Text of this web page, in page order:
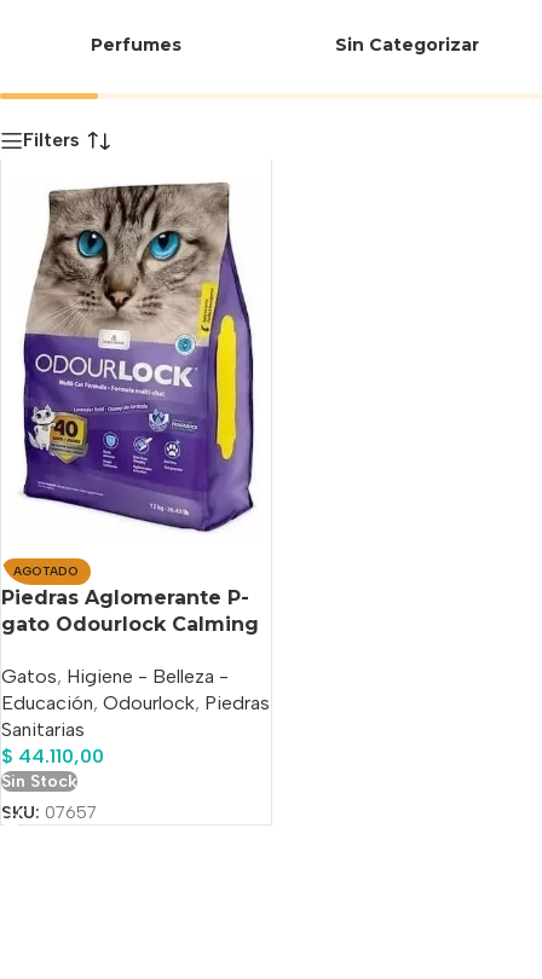
Perfumes Sin Categorizar
Filters
AGOTADO
Piedras Aglomerante P-
gato Odourlock Calming
Gatos, Higiene - Belleza -
Educación, Odourlock, Piedras
Sanitarias
$ 44.110,00
Sin Stock
SKU: 07657